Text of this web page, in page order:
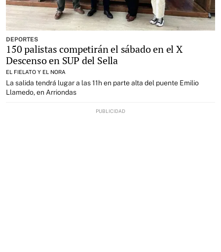
DEPORTES
150 palistas competirán el sábado en el X
Descenso en SUP del Sella
EL FIELATO Y EL NORA
La salida tendrá lugar a las 11h en parte alta del puente Emilio
Llamedo, en Arriondas